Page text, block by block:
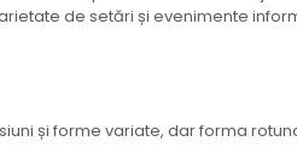
de setări și evenimente
și forme variate, dar forma